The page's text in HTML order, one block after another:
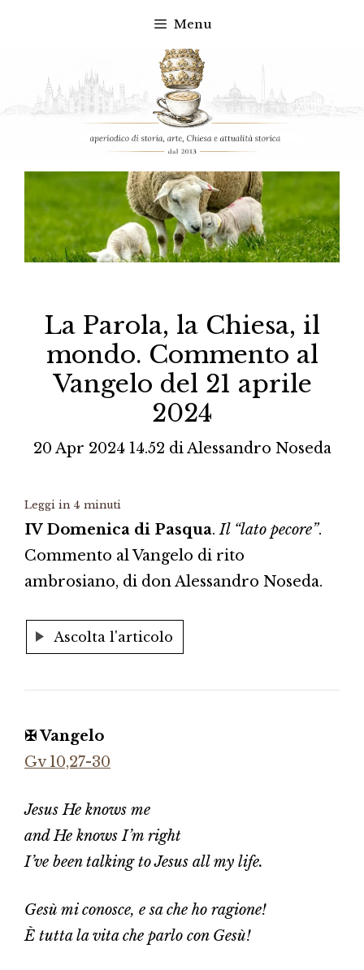
contenuto
Menu
La Parola, la Chiesa, il
mondo. Commento al
Vangelo del 21 aprile
2024
20 Apr 2024 14.52 diAlessandro Noseda
Leggi in 4 minuti
IV Domenica di Pasqua.Il “lato pecore”.
Commento al Vangelo di rito
ambrosiano, di don Alessandro Noseda.
Ascolta l'articolo
✠ Vangelo
Gv 10,27-30
Jesus He knows me
and He knows I’m right
I’ve been talking to Jesus all my life.
Gesù mi conosce, e sa che ho ragione!
È tutta la vita che parlo con Gesù!